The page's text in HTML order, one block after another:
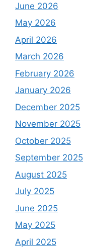
June 2026
May 2026
April 2026
March 2026
February 2026
January 2026
December 2025
November 2025
October 2025
September 2025
August 2025
July 2025
June 2025
May 2025
April 2025